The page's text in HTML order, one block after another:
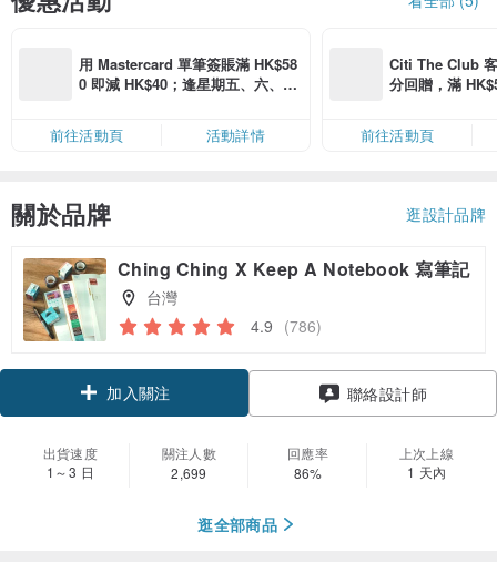
用 Mastercard 單筆簽賬滿 HK$58
0 即減 HK$40；逢星期五、六、日
限，額滿即止，僅限「常用信用
卡」結帳）
前往活動頁 活動詳情
Citi The Club
分回贈，滿
前往活動頁
關於品牌 逛設計品牌
Ching Ching X Keep A Notebook 寫筆記
台灣
4.9 (786)
加入關注 聯絡設計師
出貨速度
1～3 日
關注人數
2,699
回應率
86%
上次上線
1 天內
逛全部商品